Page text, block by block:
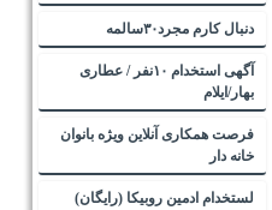
دنبال کارم مجرد۳۰سالمه
آگهی استخدام ۱۰نفر / عطاری
بهار/ایلام
فرصت همکاری آنلاین ویژه بانوان
خانه دار
لستخدام ادمین روبیکا (رایگان)